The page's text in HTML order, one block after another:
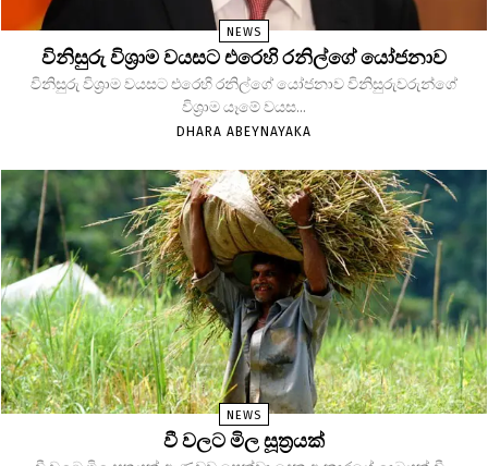
NEWS
විනිසුරු විශ්‍රාම වයසට එරෙහි රනිල්ගේ යෝජනාව
විනිසුරු විශ්‍රාම වයසට එරෙහි රනිල්ගේ යෝජනාව විනිසුරුවරුන්ගේ
විශ්‍රාම යෑමේ වයස...
DHARA ABEYNAYAKA
NEWS
වී වලට මිල සූත්‍රයක්